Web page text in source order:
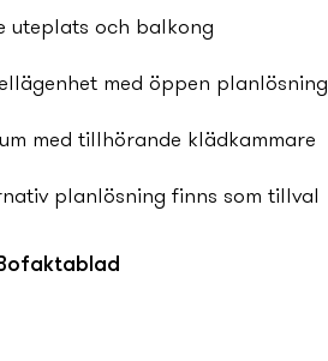
uteplats och balkong
med öppen planlösning
med tillhörande klädkammare
planlösning finns som tillval